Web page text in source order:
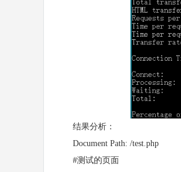
结果分析：
Document Path: /test.php
#测试的页面